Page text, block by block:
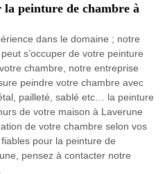
peinture de chambre à
dans le domaine ; notre
s’occuper de votre peinture
chambre, notre entreprise
peindre votre chambre avec
pailleté, sablé etc… la peinture
de votre maison à Laverune
de votre chambre selon vos
pour la peinture de
pensez à contacter notre